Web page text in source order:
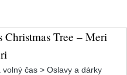
Tree – Meri
volný čas > Oslavy a dárky